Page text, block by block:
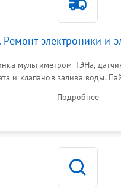
Ремонт электроники и
мультиметром ТЭНа,
и клапанов залива воды.
целостности
Подробнее